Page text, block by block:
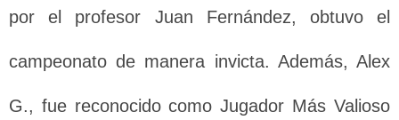
por el profesor Juan Fernández, obtuvo el
campeonato de manera invicta. Además, Alex
G., fue reconocido como Jugador Más Valioso